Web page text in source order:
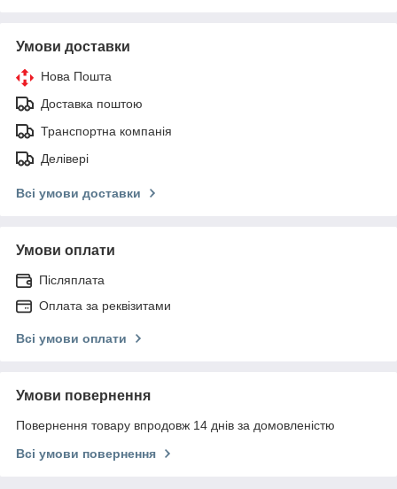
Умови доставки
Нова Пошта
Доставка поштою
Транспортна компанія
Делівері
Всі умови доставки
Умови оплати
Післяплата
Оплата за реквізитами
Всі умови оплати
Умови повернення
Повернення товару впродовж 14 днів за домовленістю
Всі умови повернення